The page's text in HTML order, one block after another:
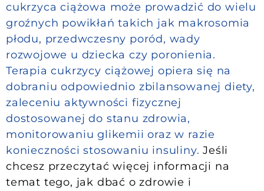
cukrzyca ciążowa może prowadzić do wielu
groźnych powikłań takich jak makrosomia
płodu, przedwczesny poród, wady
rozwojowe u dziecka czy poronienia.
Terapia cukrzycy ciążowej opiera się na
dobraniu odpowiednio zbilansowanej diety,
zaleceniu aktywności fizycznej
dostosowanej do stanu zdrowia,
monitorowaniu glikemii oraz w razie
konieczności stosowaniu insuliny.Jeśli
chcesz przeczytać więcej informacji na
temat tego, jak dbać o zdrowie i